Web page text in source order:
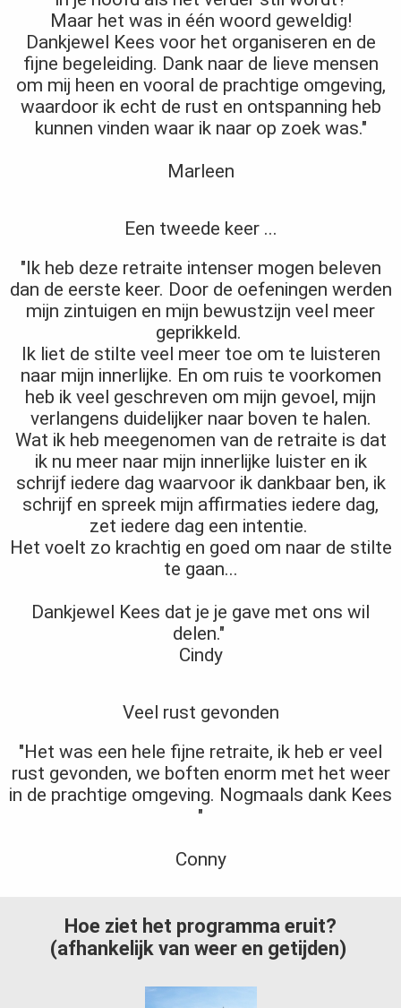
Maar het was in één woord geweldig!
Dankjewel Kees voor het organiseren en de
fijne begeleiding. Dank naar de lieve mensen
om mij heen en vooral de prachtige omgeving,
waardoor ik echt de rust en ontspanning heb
kunnen vinden waar ik naar op zoek was."
Marleen
Een tweede keer ...
"Ik heb deze retraite intenser mogen beleven
dan de eerste keer. Door de oefeningen werden
mijn zintuigen en mijn bewustzijn veel meer
geprikkeld.
Ik liet de stilte veel meer toe om te luisteren
naar mijn innerlijke. En om ruis te voorkomen
heb ik veel geschreven om mijn gevoel, mijn
verlangens duidelijker naar boven te halen.
Wat ik heb meegenomen van de retraite is dat
ik nu meer naar mijn innerlijke luister en ik
schrijf iedere dag waarvoor ik dankbaar ben, ik
schrijf en spreek mijn affirmaties iedere dag,
zet iedere dag een intentie.
Het voelt zo krachtig en goed om naar de stilte
te gaan...
Dankjewel Kees dat je je gave met ons wil
delen."
Cindy
Veel rust gevonden
"Het was een hele fijne retraite, ik heb er veel
rust gevonden, we boften enorm met het weer
in de prachtige omgeving. Nogmaals dank Kees
"
Conny
Hoe ziet het programma eruit?
(afhankelijk van weer en getijden)